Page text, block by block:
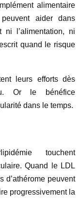
alimentaire
aider dans
l’alimentation, ni
quand le risque
leurs efforts dès
Or le bénéfice
dans le temps.
touchent
Quand le LDL
d’athérome peuvent
progressivement la